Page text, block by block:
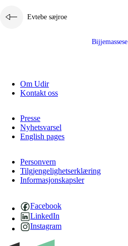
Evtebe sæjroe
Bijjemassese
Om Udir
Kontakt oss
Presse
Nyhetsvarsel
English pages
Personvern
Tilgjengelighetserklæring
Informasjonskapsler
Facebook
LinkedIn
Instagram